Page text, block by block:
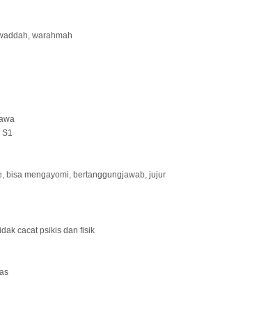
warahmah
bisa mengayomi, bertanggungjawab, jujur
cacat psikis dan fisik